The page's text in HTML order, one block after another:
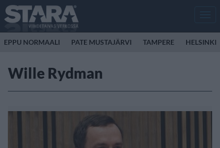
EPPU NORMAALI PATE MUSTAJÄRVI TAMPERE
Wille Rydman